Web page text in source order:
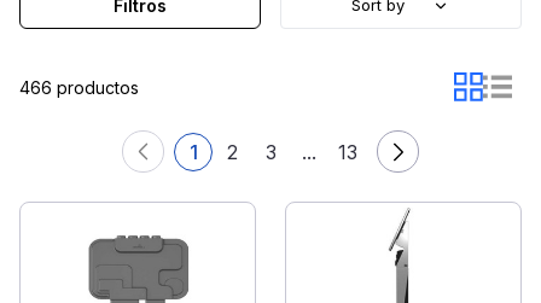
466 productos
1 2 3 ... 13
Filtros Sort by